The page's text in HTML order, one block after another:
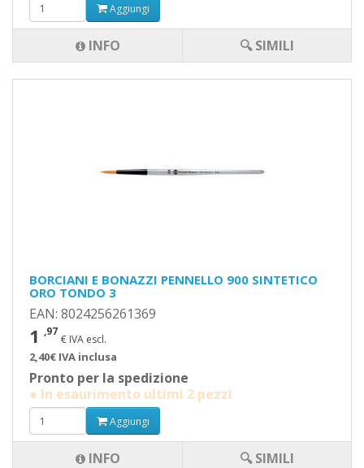
BORCIANI E BONAZZI PENNELLO 900 SINTETICO
ORO TONDO 3
EAN: 8024256261369
1 ,97
€ IVA escl.
2,40€ IVA inclusa
Pronto per la spedizione
● In esaurimento ultimi 2 pezzi
Aggiungi
INFO 🔍 SIMILI
Aggiungi
INFO 🔍 SIMILI